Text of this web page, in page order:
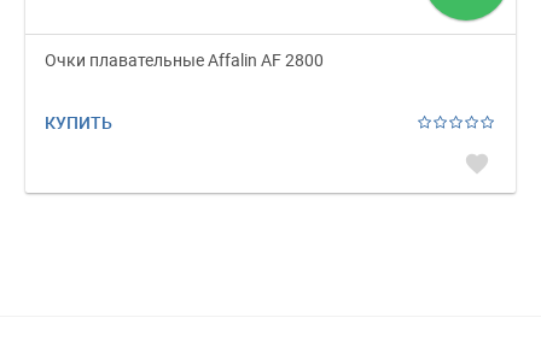
Очки плавательные Affalin AF 2800
КУПИТЬ
favorite